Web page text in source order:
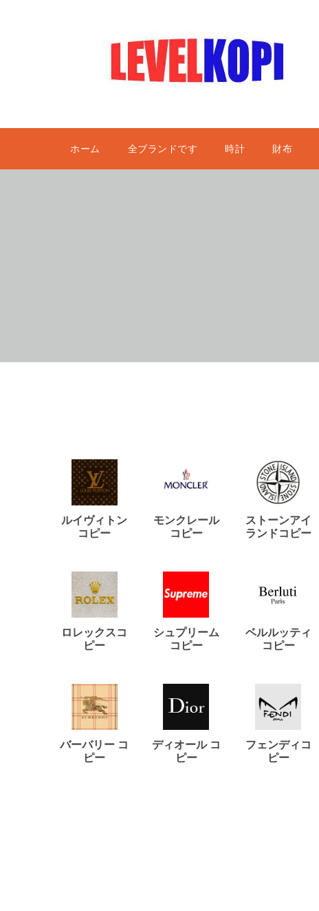
ホーム 全ブランドです 時計 財布
ルイヴィトン
コピー
モンクレール
コピー
ストーンアイ
ランドコピー
ロレックスコ
ピー
シュプリーム
コピー
ベルルッティ
コピー
バーバリー コ
ピー
ディオール コ
ピー
フェンディコ
ピー